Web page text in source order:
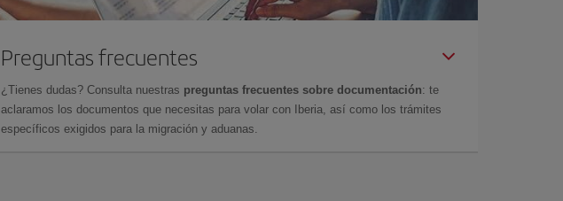
Preguntas frecuentes
¿Tienes dudas? Consulta nuestras preguntas frecuentes sobre documentación: te
aclaramos los documentos que necesitas para volar con Iberia, así como los trámites
específicos exigidos para la migración y aduanas.